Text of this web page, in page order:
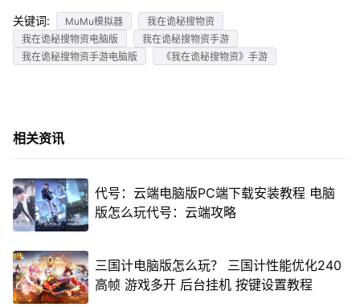
关键词: MuMu模拟器
我在诡秘搜物资
我在诡秘搜物资电脑版
我在诡秘搜物资手游
我在诡秘搜物资手游电脑版
《我在诡秘搜物资》手游
相关资讯
代号：云端电脑版PC端下载安装教程 电脑
版怎么玩代号：云端攻略
三国计电脑版怎么玩？ 三国计性能优化240
高帧 游戏多开 后台挂机 按键设置教程